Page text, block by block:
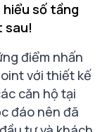
số tầng
sau!
điểm nhấn
với thiết kế
căn hộ tại
đáo nên đã